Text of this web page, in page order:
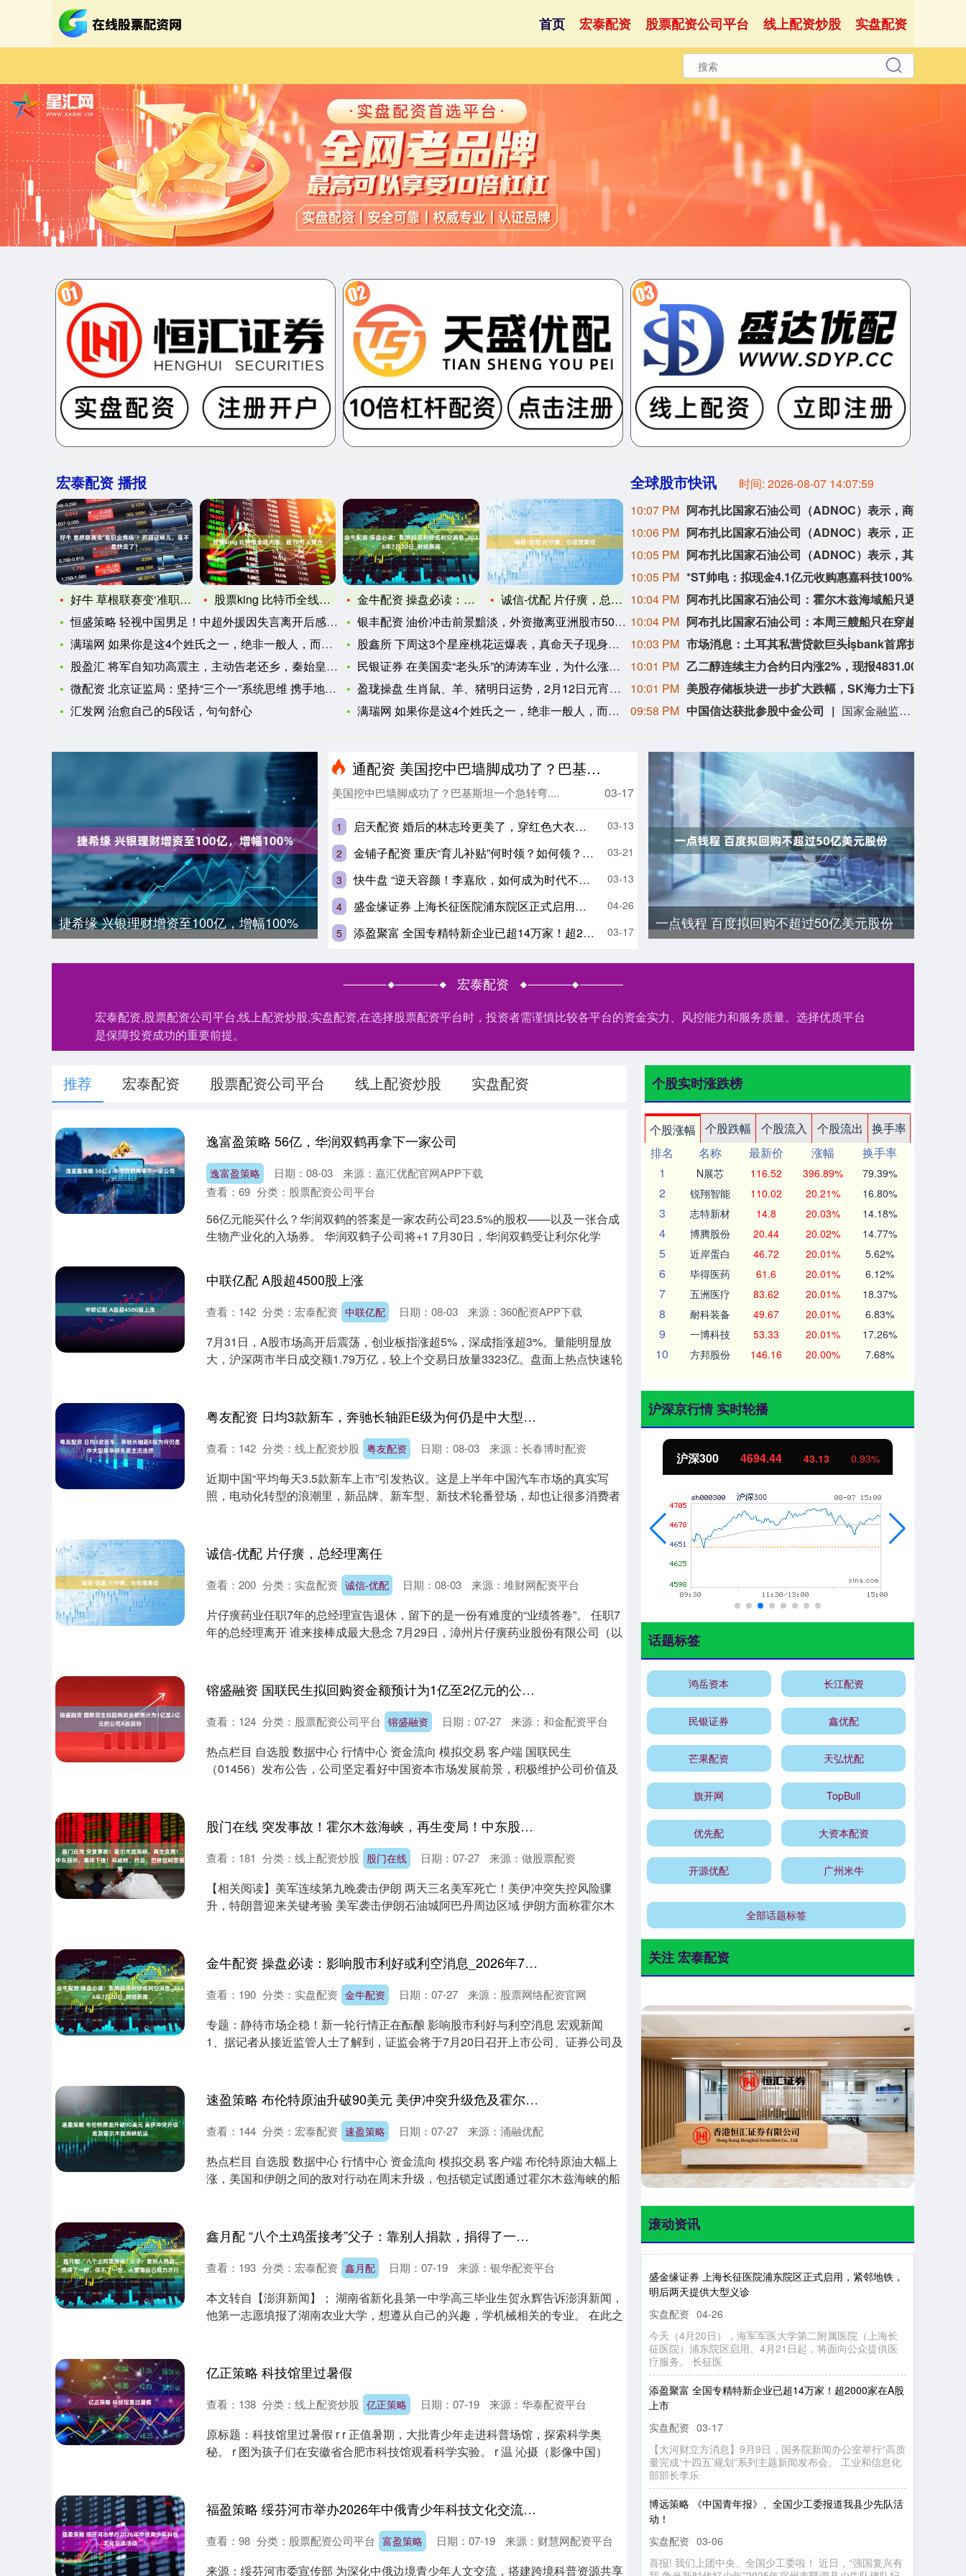
首页 宏泰配资 股票配资公司平台 线上配资炒股 实盘配资
宏泰配资 播报
好牛 草根联赛变‘准职业秀场’？苏超这味儿，是不是快变了？
股票king 比特币全线大涨，超10万人爆仓
恒盛策略 轻视中国男足！中超外援因失言离开后感慨：我真的错了
满瑞网 如果你是这4个姓氏之一，绝非一般人，而是楚国王室后裔
股盈汇 将军自知功高震主，主动告老还乡，秦始皇：你安心留下
微配资 北京证监局：坚持“三个一”系统思维 携手地方政府为在
汇发网 治愈自己的5段话，句句舒心
金牛配资 操盘必读：影响股市利好或利空消息_2026年7月2
诚信-优配 片仔癀，总经理离任
银丰配资 油价冲击前景黯淡，外资撤离亚洲股市500亿美元
股鑫所 下周这3个星座桃花运爆表，真命天子现身姻缘美满_感情
民银证券 在美国卖“老头乐”的涛涛车业，为什么涨不停？
盈珑操盘 生肖鼠、羊、猪明日运势，2月12日元宵节，顺利转运
满瑞网 如果你是这4个姓氏之一，绝非一般人，而是楚国王室后裔
全球股市快讯 时间: 2026-08-07 14:08:00
10:07 PM
阿布扎比国家石油公司（ADNOC）表示，商业航运在国际航道内的航行自由以及安全不受干扰的通行必须得到尊重和保护。
10:06 PM
阿布扎比国家石油公司（ADNOC）表示，正与有关部门共同采取措施，保障员工、资产与业务运营安全，并尽可能满足客户需求。
10:05 PM
阿布扎比国家石油公司（ADNOC）表示，其业务持续受到袭击事件的“严重”影响。
10:05 PM
*ST帅电：拟现金4.1亿元收购惠嘉科技100%股权
10:04 PM
10:04 PM
10:03 PM
10:01 PM
10:01 PM
09:58 PM 中国信达获批参股中金公司 国家金融监督管理总局网站日前发布批复，同意中国信达资产管理股份有限公司以不超过人民币5亿元（含）现金收购信达证券股份有限公司相关中小股东所持的股权。同意中国信达资产管理股份有限公司将收购的信达证券股份有限公司相关中小股东所持股权，以及现持有的全部信达证券股份有限公司股权，一并置换为中国国际金融股份有限公司股权。
捷希缘 兴银理财增资至100亿，增幅100%
通配资 美国挖中巴墙脚成功了？巴基斯坦一个急转弯，中方这下可以放心了
03-17
美国挖中巴墙脚成功了？巴基斯坦一个急转弯....
1 启天配资 婚后的林志玲更美了，穿红色大衣配牛仔裤走机场，气质很出众
03-13
2
金铺子配资 重庆“育儿补贴”何时领？如何领？手把手教你操作→_程序_注册_信息
03-21
3
快牛盘 “逆天容颜！李嘉欣，如何成为时代不可复制的美？”
03-13
4
盛金缘证券 上海长征医院浦东院区正式启用，紧邻地铁，明后两天提供大型义诊
04-26
5
添盈聚富 全国专精特新企业已超14万家！超2000家在A股上市 03-17 一点钱程 百度拟回购不超过50亿美元股份
宏泰配资
宏泰配资,股票配资公司平台,线上配资炒股,实盘配资,在选择股票配资平台时，投资者需谨慎比较各平台的资金实力、风控能力和服务质量。选择优质平台
是保障投资成功的重要前提。
推荐 宏泰配资 股票配资公司平台 线上配资炒股 实盘配资
逸富盈策略 56亿，华润双鹤再拿下一家公司
逸富盈策略 日期：08-03
来源：嘉汇优配官网APP下载
查看： 69 分类： 股票配资公司平台
56亿元能买什么？华润双鹤的答案是一家农药公司23.5%的股权——以及一张合成
生物产业化的入场券。 华润双鹤子公司将+1 7月30日，华润双鹤受让利尔化学
中联亿配 A股超4500股上涨
中联亿配 日期：08-03 来源：360配资APP下载
查看： 142 分类： 宏泰配资
7月31日，A股市场高开后震荡，创业板指涨超5%，深成指涨超3%。量能明显放
大，沪深两市半日成交额1.79万亿，较上个交易日放量3323亿。盘面上热点快速轮
粤友配资 日均3款新车，奔驰长轴距E级为何仍是中大型豪华轿车最主流选择
粤友配资 日期：08-03 来源：长春博时配资
查看： 142 分类： 线上配资炒股
近期中国“平均每天3.5款新车上市”引发热议。这是上半年中国汽车市场的真实写
照，电动化转型的浪潮里，新品牌、新车型、新技术轮番登场，却也让很多消费者
诚信-优配 片仔癀，总经理离任
诚信-优配 日期：08-03 来源：堆财网配资平台
查看： 200 分类： 实盘配资
片仔癀药业任职7年的总经理宣告退休，留下的是一份有难度的“业绩答卷”。 任职7
年的总经理离开 谁来接棒成最大悬念 7月29日，漳州片仔癀药业股份有限公司（以
镕盛融资 国联民生拟回购资金额预计为1亿至2亿元的公司A股股份
镕盛融资 日期：07-27 来源：和金配资平台
查看： 124 分类： 股票配资公司平台
热点栏目 自选股 数据中心 行情中心 资金流向 模拟交易 客户端 国联民生
（01456）发布公告，公司坚定看好中国资本市场发展前景，积极维护公司价值及
股门在线 突发事故！霍尔木兹海峡，再生变局！中东股市，集体下挫！科威特、约旦、巴林拉响警报
股门在线 日期：07-27 来源：做股票配资
查看： 181 分类： 线上配资炒股
【相关阅读】美军连续第九晚袭击伊朗 两天三名美军死亡！美伊冲突失控风险骤
升，特朗普迎来关键考验 美军袭击伊朗石油城阿巴丹周边区域 伊朗方面称霍尔木
金牛配资 操盘必读：影响股市利好或利空消息_2026年7月20日_财经新闻
金牛配资 日期：07-27 来源：股票网络配资官网
查看： 190 分类： 实盘配资
专题：静待市场企稳！新一轮行情正在酝酿 影响股市利好与利空消息 宏观新闻
1、据记者从接近监管人士了解到，证监会将于7月20日召开上市公司、证券公司及
速盈策略 布伦特原油升破90美元 美伊冲突升级危及霍尔木兹海峡航运
速盈策略 日期：07-27 来源：涌融优配
查看： 144 分类： 宏泰配资
热点栏目 自选股 数据中心 行情中心 资金流向 模拟交易 客户端 布伦特原油大幅上
涨，美国和伊朗之间的敌对行动在周末升级，包括锁定试图通过霍尔木兹海峡的船
鑫月配 “八个土鸡蛋接考”父子：靠别人捐款，捐得了一时，保不了一世，人要靠自己努力才行
鑫月配 日期：07-19 来源：银华配资平台
查看： 193 分类： 宏泰配资
本文转自【澎湃新闻】； 湖南省新化县第一中学高三毕业生贺永辉告诉澎湃新闻，
他第一志愿填报了湖南农业大学，想遵从自己的兴趣，学机械相关的专业。 在此之
亿正策略 科技馆里过暑假
亿正策略 日期：07-19 来源：华泰配资平台
查看： 138 分类： 线上配资炒股
原标题：科技馆里过暑假 r r 正值暑期，大批青少年走进科普场馆，探索科学奥
秘。 r 图为孩子们在安徽省合肥市科技馆观看科学实验。 r 温 沁摄（影像中国）
福盈策略 绥芬河市举办2026年中俄青少年科技文化交流活动
富盈策略 日期：07-19 来源：财慧网配资平台
查看： 98 分类： 股票配资公司平台
来源：绥芬河市委宣传部 为深化中俄边境青少年人文交流，搭建跨境科普资源共享
个股实时涨跌榜
个股涨幅 个股跌幅 个股流入 个股流出
换手率
排名
名称 最新价 涨幅
换手率
1
N展芯 116.52 396.89% 79.39%
2 锐翔智能 110.02 20.21% 16.80%
3 志特新材 14.8 20.03% 14.18%
4 博腾股份 20.44 20.02% 14.77%
5 近岸蛋白 46.72 20.01% 5.62%
6 毕得医药 61.6 20.01% 6.12%
7 五洲医疗 83.62 20.01% 18.37%
8 耐科装备 49.67 20.01% 6.83%
9 一博科技 53.33 20.01% 17.26%
10 方邦股份 146.16 20.00% 7.68%
沪深京行情 实时轮播
1.02% 深证成指 14311.01 200.89 1.42% 沪深300 4694.44 43.13 0.93% 北证50 1134.24 11.37 1.01%
话题标签
鸿岳资本 长江配资
民银证券 鑫优配
芒果配资 天弘忧配
旗开网 TopBull
优先配 大资本配资
开源优配 广州米牛
全部话题标签
关注 宏泰配资
滚动资讯
长江配资 超全零食热量整理！最胖人的真的不是薯片……
_脂肪_含量_口感
实盘配资 03-23
谁能不爱零食呢？ 酥脆的薯片、香甜的巧克力、酸酸甜甜
的果脯，麻辣鲜香的豆干，软糯 Q 弹的麻薯，嚼劲十足的
鱿鱼丝、奶香四